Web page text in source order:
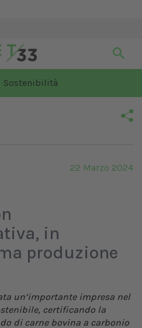
Sostenibilità
22 Marzo 2024
in
produzione
un’importante impresa nel
certificando la
di carne bovina a carbonio